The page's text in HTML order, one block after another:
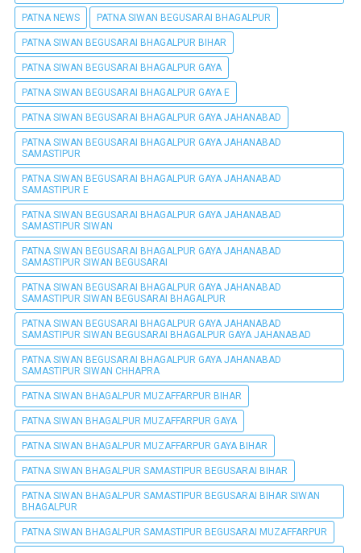
PATNA NEWS PATNA SIWAN BEGUSARAI BHAGALPUR
PATNA SIWAN BEGUSARAI BHAGALPUR BIHAR
PATNA SIWAN BEGUSARAI BHAGALPUR GAYA
PATNA SIWAN BEGUSARAI BHAGALPUR GAYA E
PATNA SIWAN BEGUSARAI BHAGALPUR GAYA JAHANABAD
PATNA SIWAN BEGUSARAI BHAGALPUR GAYA JAHANABAD
SAMASTIPUR
PATNA SIWAN BEGUSARAI BHAGALPUR GAYA JAHANABAD
SAMASTIPUR E
PATNA SIWAN BEGUSARAI BHAGALPUR GAYA JAHANABAD
SAMASTIPUR SIWAN
PATNA SIWAN BEGUSARAI BHAGALPUR GAYA JAHANABAD
SAMASTIPUR SIWAN BEGUSARAI
PATNA SIWAN BEGUSARAI BHAGALPUR GAYA JAHANABAD
SAMASTIPUR SIWAN BEGUSARAI BHAGALPUR
PATNA SIWAN BEGUSARAI BHAGALPUR GAYA JAHANABAD
SAMASTIPUR SIWAN BEGUSARAI BHAGALPUR GAYA JAHANABAD
PATNA SIWAN BEGUSARAI BHAGALPUR GAYA JAHANABAD
SAMASTIPUR SIWAN CHHAPRA
PATNA SIWAN BHAGALPUR MUZAFFARPUR BIHAR
PATNA SIWAN BHAGALPUR MUZAFFARPUR GAYA
PATNA SIWAN BHAGALPUR MUZAFFARPUR GAYA BIHAR
PATNA SIWAN BHAGALPUR SAMASTIPUR BEGUSARAI BIHAR
PATNA SIWAN BHAGALPUR SAMASTIPUR BEGUSARAI BIHAR SIWAN
BHAGALPUR
PATNA SIWAN BHAGALPUR SAMASTIPUR BEGUSARAI MUZAFFARPUR